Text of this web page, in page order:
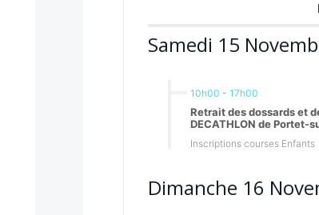
Samedi 15
10h00 - 17h00
Retrait des dossards et
DECATHLON de Portet-
Inscriptions courses Enfants
Dimanche 16